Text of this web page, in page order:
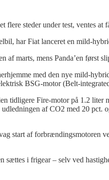
flere steder under test, ventes
har Fiat lanceret en mild-
af marts, mens Panda’en først
med den nye mild-
BSG-motor (Belt-
tidligere Fire-motor på 1.2 liter
af CO2 med 20 pct.
start af forbrændingsmotoren
i frigear – selv ved